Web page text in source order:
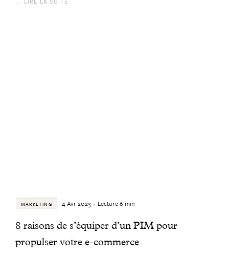
MARKETING 4 Avr 2023 · Lecture6 min
8 raisons de s’équiper d’un PIM pour
propulser votre e-commerce